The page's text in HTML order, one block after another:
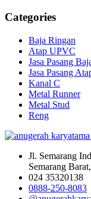
Categories
Baja Ringan
Atap UPVC
Jasa Pasang
Jasa Pasang
Kanal C
Metal Runner
Metal Stud
Reng
Jl. Semarang
Semarang
024 35320138
0888-250-8083